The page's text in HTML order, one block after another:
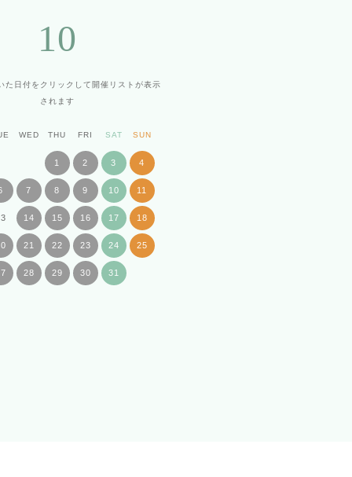
10
た日付をクリックして 開催リストが表示
されます
WED THU FRI SAT SUN
1 2 3 4
7 8 9 10 11
14 15 16 17 18
21 22 23 24 25
28 29 30 31